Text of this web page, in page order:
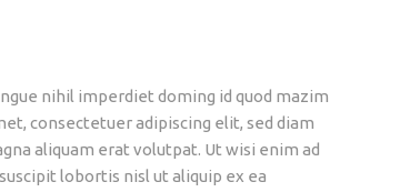
nihil imperdiet doming id quod mazim
consectetuer adipiscing elit, sed diam
aliquam erat volutpat. Ut wisi enim ad
lobortis nisl ut aliquip ex ea